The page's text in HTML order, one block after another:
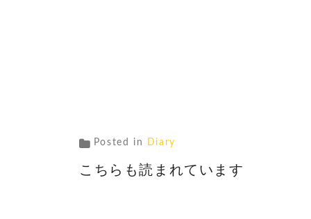
Posted in Diary
こちらも読まれています